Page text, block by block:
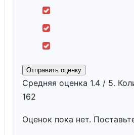
Отправить оценку
Средняя оценка 1.4 / 5.
162
Оценок пока нет.